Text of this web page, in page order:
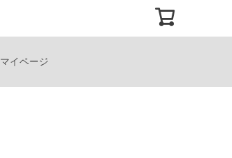
マイページ